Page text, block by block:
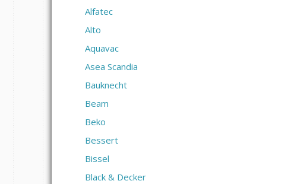
Alfatec
Alto
Aquavac
Asea Scandia
Bauknecht
Beam
Beko
Bessert
Bissel
Black & Decker